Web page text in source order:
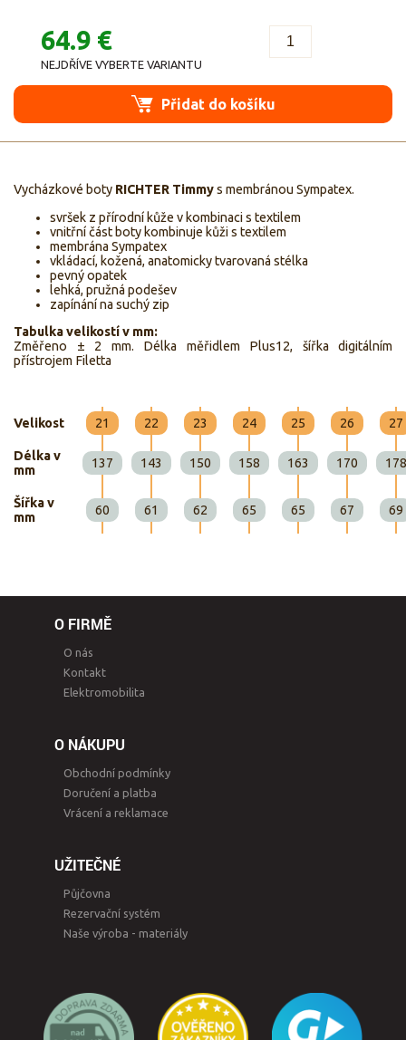
64.9 €
NEJDŘÍVE VYBERTE VARIANTU
Přidat do košíku
Vycházkové boty RICHTER Timmys membránou Sympatex.
svršek z přírodní kůže v kombinaci s textilem
vnitřní část boty kombinuje kůži s textilem
membrána Sympatex
vkládací, kožená, anatomicky tvarovaná stélka
pevný opatek
lehká, pružná podešev
zapínání na suchý zip
Tabulka velikostí v mm:
Změřeno ± 2 mm. Délka měřidlem Plus12, šířka digitálním
přístrojem Filetta
Velikost 21 22 23 24 25 26 27
Délka v
mm
137 143 150 158 163 170 178
Šířka v
mm
60 61 62 65 65 67 69
O FIRMĚ
O nás
Kontakt
Elektromobilita
O NÁKUPU
Obchodní podmínky
Doručení a platba
Vrácení a reklamace
UŽITEČNÉ
Půjčovna
Rezervační systém
Naše výroba - materiály